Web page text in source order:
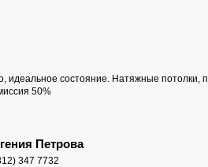
идеальное состояние. Натяжные
50%
Петрова
347 7732